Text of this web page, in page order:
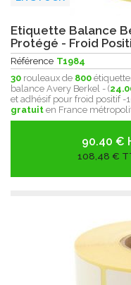
Etiquette Balance
Protégé - Froid
Référence T1984
30 rouleaux de 800
balance Avery Berkel - (
et adhésif pour froid positif -
gratuit en France
90.40 €
108,48 €